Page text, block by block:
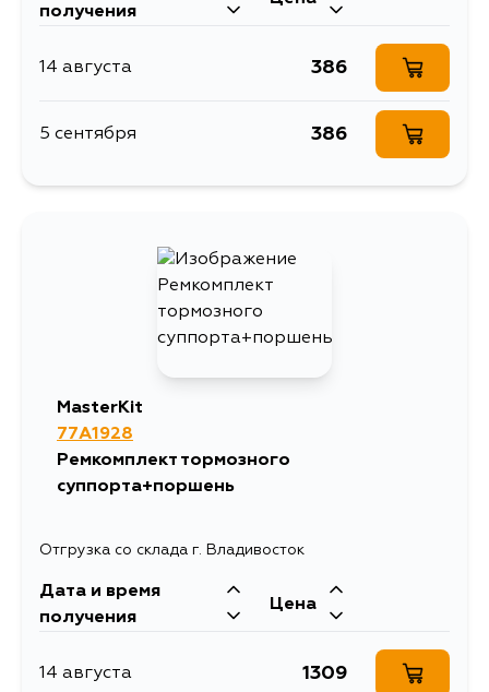
получения
14 августа 386
5 сентября 386
MasterKit
77A1928
Ремкомплект тормозного
суппорта+поршень
Отгрузка со склада г. Владивосток
Дата и время
получения
Цена
14 августа 1309